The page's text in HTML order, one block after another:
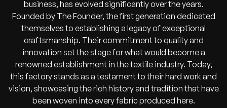
business, has evolved significantly over the years.
Founded by The Founder, the first generation dedicated
themselves to establishing a legacy of exceptional
craftsmanship. Their commitment to quality and
innovation set the stage for what would become a
renowned establishment in the textile industry. Today,
this factory stands as a testament to their hard work and
vision, showcasing the rich history and tradition that have
been woven into every fabric produced here.